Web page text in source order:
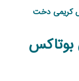
کریمی دخت
بوتاکس